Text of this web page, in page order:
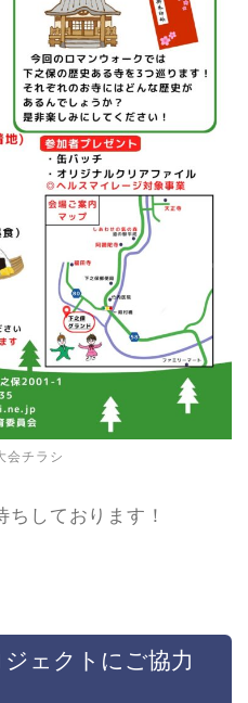
会チラシ
しております！
ェクトにご協力